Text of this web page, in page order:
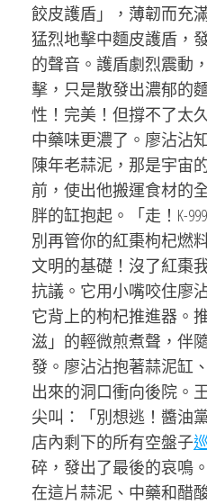
餃皮護盾」，薄韌而充
猛烈地擊中麵皮護盾，
的聲音。護盾劇烈震動
擊，只是散發出濃郁的
性！完美！但撐不了太
中藥味更濃了。廖沾沾
陳年老蒜泥，那是宇宙
前，使出他搬運食材的
胖的缸抱起。「走！K-
別再管你的紅棗枸杞燃
文明的基礎！沒了紅棗
抗議。它用小嘴咬住廖
它背上的枸杞推進器。
滋」的輕微煎煮聲，伴
發。廖沾沾抱著蒜泥缸
出來的洞口衝向後院。
尖叫：「別想逃！醬油
店內剩下的所有空盤子
碎，發出了最後的哀鳴
在這片蒜泥、中藥和醋